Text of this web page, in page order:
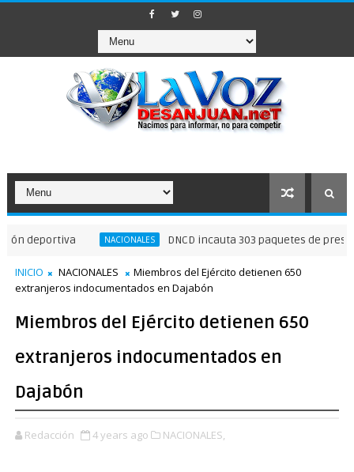
NACIONALES DNCD incauta 303 paquetes de presunta
INICIO NACIONALES
Miembros del Ejército detienen 650
extranjeros indocumentados en Dajabón
Miembros del Ejército detienen 650
extranjeros indocumentados en
Dajabón
Redacción 4 years ago NACIONALES,